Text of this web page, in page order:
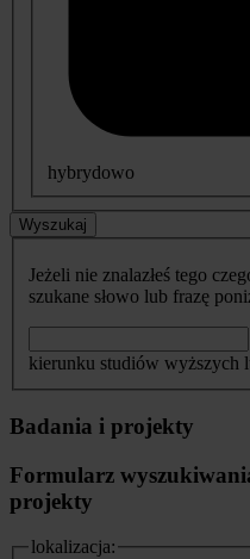
hybrydowo
Wyszukaj
Jeżeli nie znalazłeś tego
szukane słowo lub frazę
kierunku studiów wyższych
Badania i projekty
Formularz
projekty
lokalizacja: